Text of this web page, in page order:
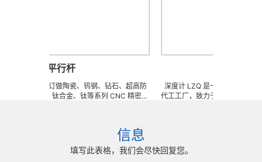
平行杆
来样任意订做陶瓷、钨钢、钻石、超高防
不锈钢、钛合金、钛等系列 CNC 精密刀
耐冲击、高精密度、组合成 型的加工，具
品质和高可至士 0.0005mm( ± 0.5um) 的
差，实现高效率、低成本的应用。
深度计 LZQ 是一家生产各种牙科
代工工厂，致力于超高防锈高硬度高
来图来样任意定制各种牙科种植工具
信息
填写此表格，我们会尽快回复您。